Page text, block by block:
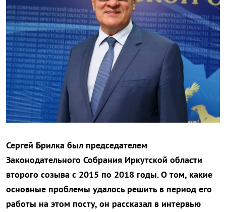
Сергей Брилка был председателем
Законодательного Собрания Иркутской области
второго созыва с 2015 по 2018 годы. О том, какие
основные проблемы удалось решить в период его
работы на этом посту, он рассказал в интервью